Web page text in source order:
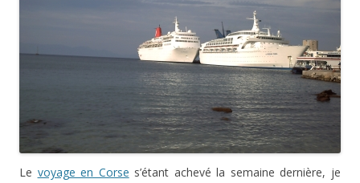
Le voyage en Corse s’étant achevé la semaine dernière, je